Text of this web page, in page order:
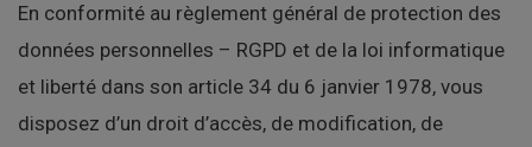
En conformité au règlement général de protection des
données personnelles – RGPD et de la loi informatique
et liberté dans son article 34 du 6 janvier 1978, vous
disposez d’un droit d’accès, de modification, de